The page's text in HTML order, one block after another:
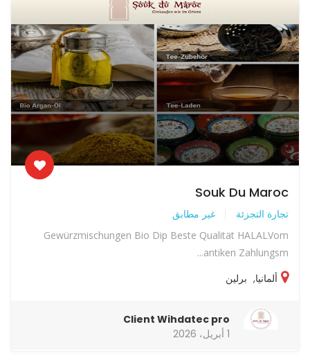
Souk Du Maroc
تجارة التجزئة غير مطابق
Gewürzmischungen Bio Dip Beste Qualität HALALVom
antiken Zahlungsm...
ألمانيا, برلين
Client Wihdatec pro
1 أبريل، 2026